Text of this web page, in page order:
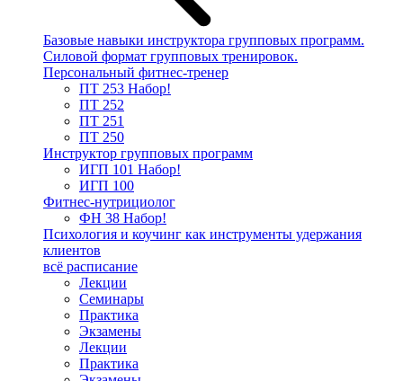
Базовые навыки инструктора групповых программ.
Силовой формат групповых тренировок.
Персональный фитнес-тренер
ПТ 253 Набор!
ПТ 252
ПТ 251
ПТ 250
Инструктор групповых программ
ИГП 101 Набор!
ИГП 100
Фитнес-нутрициолог
ФН 38 Набор!
Психология и коучинг как инструменты удержания
клиентов
всё расписание
Лекции
Семинары
Практика
Экзамены
Лекции
Практика